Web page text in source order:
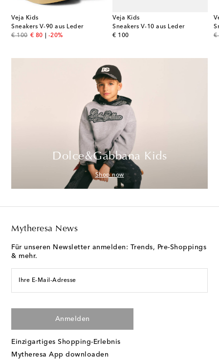
Veja Kids
Sneakers V-90 aus Leder
€ 100
original price
€ 80
discount price
-20%
Veja Kids
Sneakers V-10 aus Leder
€ 100
original price
€
Dolce&Gabbana Kids
Shop now
Mytheresa News
Für unseren Newsletter anmelden: Trends, Pre-Shoppings
& mehr.
Ihre E-Mail-Adresse
Anmelden
Einzigartiges Shopping-Erlebnis
Mytheresa App downloaden